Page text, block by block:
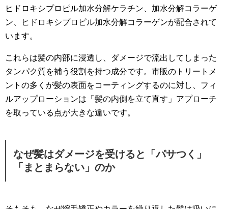
ヒドロキシプロピル加水分解ケラチン、加水分解コラーゲ
ン、ヒドロキシプロピル加水分解コラーゲンが配合されて
います。
これらは髪の内部に浸透し、ダメージで流出してしまった
タンパク質を補う役割を持つ成分です。市販のトリートメ
ントの多くが髪の表面をコーティングするのに対し、フィ
ルアップローションは「髪の内側を立て直す」アプローチ
を取っている点が大きな違いです。
なぜ髪はダメージを受けると「パサつく」
「まとまらない」のか